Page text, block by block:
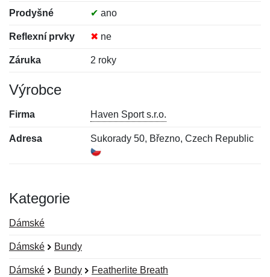
Prodyšné ✔ ano
Reflexní prvky ✖ ne
Záruka 2 roky
Výrobce
Firma Haven Sport s.r.o.
Adresa Sukorady 50, Březno, Czech Republic
Kategorie
Dámské
Dámské Bundy
Dámské Bundy Featherlite Breath